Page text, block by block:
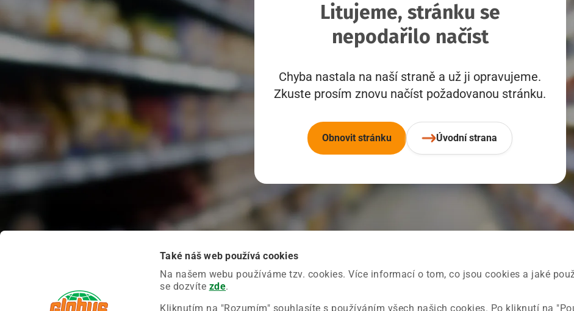
Také náš web používá cookies
Na našem webu používáme tzv. cookies. Více informací o tom, co jsou cookies a jaké
se dozvíte zde.
Kliknutím na "Rozumím" souhlasíte s používáním všech našich cookies. Po kliknutí na
Litujeme, stránku se
nepodařilo načíst
Chyba nastala na naší straně a už ji opravujeme.
Zkuste prosím znovu načíst požadovanou stránku.
Obnovit stránku Úvodní strana